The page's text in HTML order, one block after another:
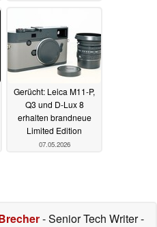
Gerücht: Leica M11-P,
Q3 und D-Lux 8
erhalten brandneue
Limited Edition
07.05.2026
- Senior Tech Writer-